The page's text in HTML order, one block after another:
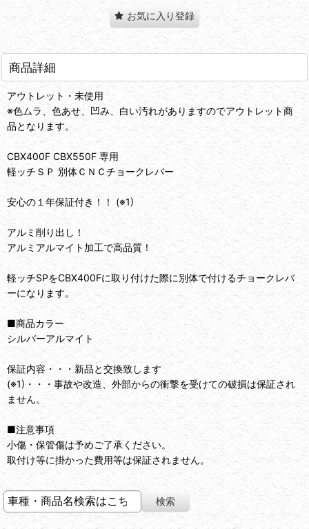
お気に入り登録
商品詳細
アウトレット・未使用
※色ムラ、色あせ、凹み、白い汚れがありますのでアウトレット商
品となります。
CBX400F CBX550F 専用
軽ッチＳＰ 別体ＣＮＣチョークレバー
安心の１年保証付き！！ (※1)
アルミ削り出し！
アルミアルマイト加工で高品質！
軽ッチSPをCBX400Fに取り付けた際に別体で付けるチョークレバ
ーになります。
■商品カラー
シルバーアルマイト
保証内容・・・新品と交換致します
(※1)・・・事故や改造、外部からの衝撃を受けての破損は保証され
ません。
■注意事項
小傷・保管傷は予めご了承ください。
取付け等に掛かった費用等は保証されません。